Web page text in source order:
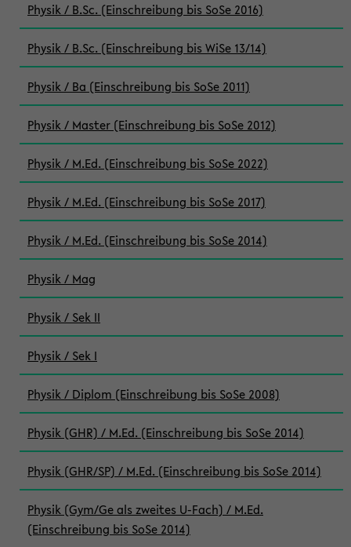
Physik / B.Sc. (Einschreibung bis SoSe 2016)
Physik / B.Sc. (Einschreibung bis WiSe 13/14)
Physik / Ba (Einschreibung bis SoSe 2011)
Physik / Master (Einschreibung bis SoSe 2012)
Physik / M.Ed. (Einschreibung bis SoSe 2022)
Physik / M.Ed. (Einschreibung bis SoSe 2017)
Physik / M.Ed. (Einschreibung bis SoSe 2014)
Physik / Mag
Physik / Sek II
Physik / Sek I
Physik / Diplom (Einschreibung bis SoSe 2008)
Physik (GHR) / M.Ed. (Einschreibung bis SoSe 2014)
Physik (GHR/SP) / M.Ed. (Einschreibung bis SoSe 2014)
Physik (Gym/Ge als zweites U-Fach) / M.Ed.
(Einschreibung bis SoSe 2014)